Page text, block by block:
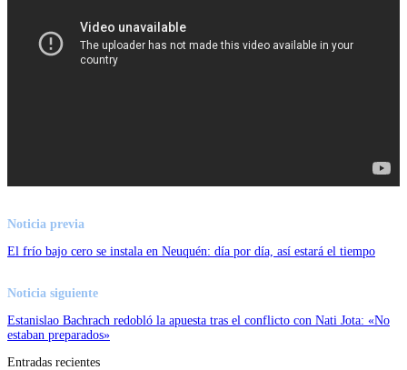
Noticia previa
El frío bajo cero se instala en Neuquén: día por día, así estará el tiempo
Noticia siguiente
Estanislao Bachrach redobló la apuesta tras el conflicto con Nati Jota: «No
estaban preparados»
Entradas recientes